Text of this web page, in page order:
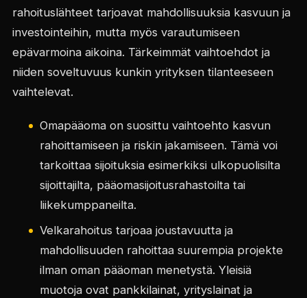
rahoituslähteet tarjoavat mahdollisuuksia kasvuun ja
investointeihin, mutta myös varautumiseen
epävarmoina aikoina. Tärkeimmät vaihtoehdot ja
niiden soveltuvuus kunkin yrityksen tilanteeseen
vaihtelevat.
Omapääoma on suosittu vaihtoehto kasvun
rahoittamiseen ja riskin jakamiseen. Tämä voi
tarkoittaa sijoituksia esimerkiksi ulkopuolisilta
sijoittajilta, pääomasijoitusrahastoilta tai
liikekumppaneilta.
Velkarahoitus tarjoaa joustavuutta ja
mahdollisuuden rahoittaa suurempia projekte
ilman oman pääoman menetystä. Yleisiä
muotoja ovat pankkilainat, yrityslainat ja